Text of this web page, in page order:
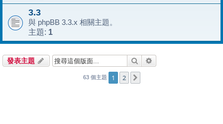
3.3
與 phpBB 3.3.x 相關主題。
主題: 1
發表主題 搜尋
63 個主題 1 2